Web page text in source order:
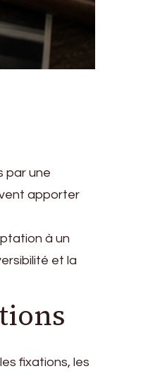
par une
apporter
à un
et la
fixations, les